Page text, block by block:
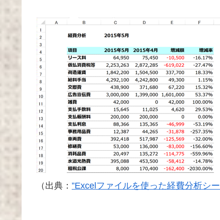
（出典： ”Excelファイルを使った経費分析シ